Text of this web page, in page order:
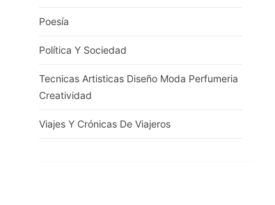
Poesía
Política Y Sociedad
Tecnicas Artisticas Diseño Moda Perfumeria
Creatividad
Viajes Y Crónicas De Viajeros